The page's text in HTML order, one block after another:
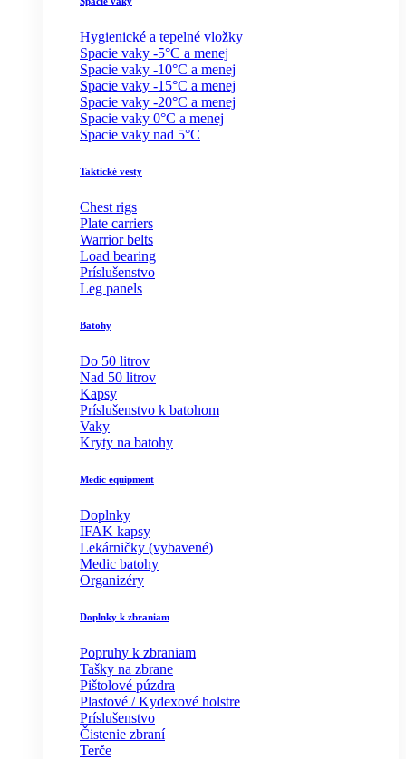
Hygienické a tepelné vložky
Spacie vaky -5°C a menej
Spacie vaky -10°C a menej
Spacie vaky -15°C a menej
Spacie vaky -20°C a menej
Spacie vaky 0°C a menej
Spacie vaky nad 5°C
Taktické vesty
Chest rigs
Plate carriers
Warrior belts
Load bearing
Príslušenstvo
Leg panels
Batohy
Do 50 litrov
Nad 50 litrov
Kapsy
Príslušenstvo k batohom
Vaky
Kryty na batohy
Medic equipment
Doplnky
IFAK kapsy
Lekárničky (vybavené)
Medic batohy
Organizéry
Doplnky k zbraniam
Popruhy k zbraniam
Tašky na zbrane
Pištolové púzdra
Plastové / Kydexové holstre
Príslušenstvo
Čistenie zbraní
Terče